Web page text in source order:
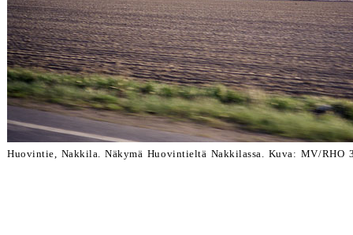
Huovintie, Nakkila. Näkymä Huovintieltä Nakkilassa. Kuva: MV/RHO